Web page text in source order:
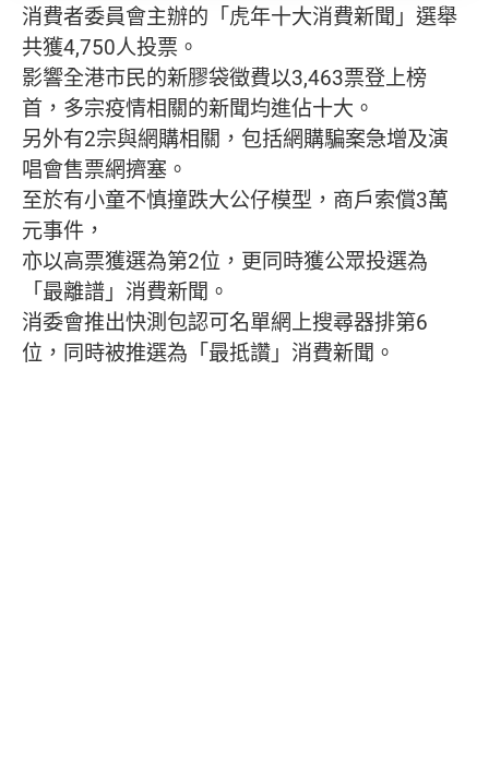
消費者委員會主辦的「虎年十大消費新聞」選舉
共獲4,750人投票。
影響全港市民的新膠袋徵費以3,463票登上榜
首，多宗疫情相關的新聞均進佔十大。
另外有2宗與網購相關，包括網購騙案急增及演
唱會售票網擠塞。
至於有小童不慎撞跌大公仔模型，商戶索償3萬
元事件，
亦以高票獲選為第2位，更同時獲公眾投選為
「最離譜」消費新聞。
消委會推出快測包認可名單網上搜尋器排第6
位，同時被推選為「最抵讚」消費新聞。